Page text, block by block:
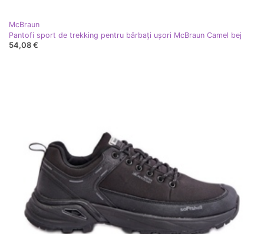
McBraun
Pantofi sport de trekking pentru bărbați ușori McBraun Camel bej
54,08 €